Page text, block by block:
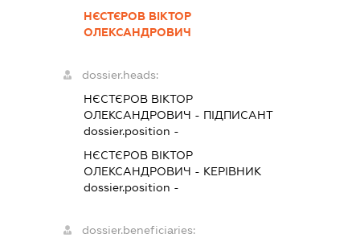
НЄСТЄРОВ ВІКТОР
ОЛЕКСАНДРОВИЧ
dossier.heads:
НЄСТЄРОВ ВІКТОР
ОЛЕКСАНДРОВИЧ - ПІДПИСАНТ
dossier.position -
НЄСТЄРОВ ВІКТОР
ОЛЕКСАНДРОВИЧ - КЕРІВНИК
dossier.position -
dossier.beneficiaries: